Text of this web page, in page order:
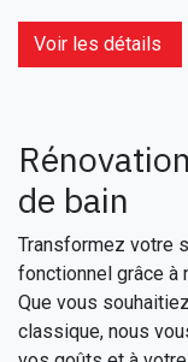
Voir les détails
de bain
Transformez votre
fonctionnel grâce à
Que vous
classique, nous